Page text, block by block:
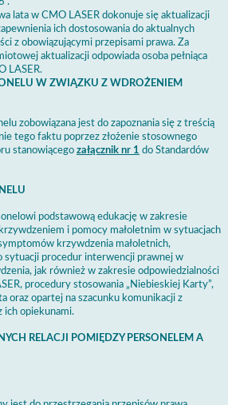
lata w CMO LASER dokonuje się aktualizacji
ich dostosowania do aktualnych
z obowiązującymi przepisami prawa. Za
aktualizacji odpowiada osoba pełniąca
LASER.
W ZWIĄZKU Z WDROŻENIEM
zobowiązana jest do zapoznania się z treścią
tego faktu poprzez złożenie stosownego
stanowiącego załącznik nr 1 do Standardów
podstawową edukację w zakresie
i pomocy małoletnim w sytuacjach
krzywdzenia małoletnich,
sytuacji procedur interwencji prawnej w
jak również w zakresie odpowiedzialności
procedury stosowania „Niebieskiej Karty”,
oraz opartej na szacunku komunikacji z
ich opiekunami.
RELACJI POMIĘDZY PERSONELEM A